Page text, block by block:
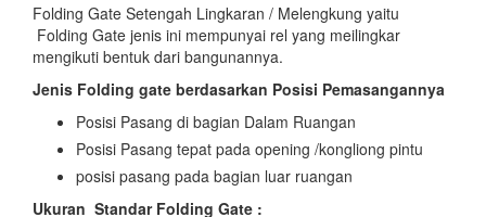
Folding Gate Setengah Lingkaran / Melengkung yaitu
Folding Gate jenis ini mempunyai rel yang meilingkar
mengikuti bentuk dari bangunannya.
Jenis Folding gate berdasarkan Posisi Pemasangannya
Posisi Pasang di bagian Dalam Ruangan
Posisi Pasang tepat pada opening /kongliong pintu
posisi pasang pada bagian luar ruangan
Ukuran Standar Folding Gate :